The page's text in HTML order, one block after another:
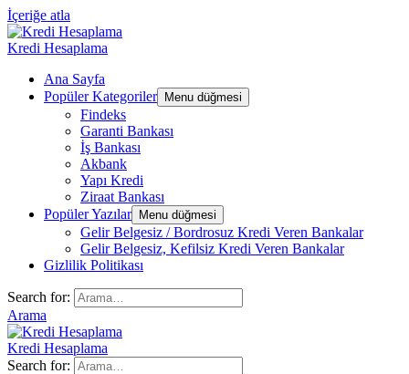
İçeriğe atla
Kredi Hesaplama
Ana Sayfa
Popüler Kategoriler
Menu düğmesi
Findeks
Garanti Bankası
İş Bankası
Akbank
Yapı Kredi
Ziraat Bankası
Popüler Yazılar
Menu düğmesi
Gelir Belgesiz / Bordrosuz Kredi Veren Bankalar
Gelir Belgesiz, Kefilsiz Kredi Veren Bankalar
Gizlilik Politikası
Search for:
Arama
Kredi Hesaplama
Search for: